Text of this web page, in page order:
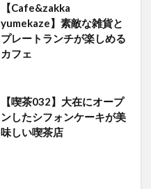
【Cafe&zakka
yumekaze】素敵な雑貨と
プレートランチが楽しめる
カフェ
【喫茶032】大在にオープ
ンしたシフォンケーキが美
味しい喫茶店